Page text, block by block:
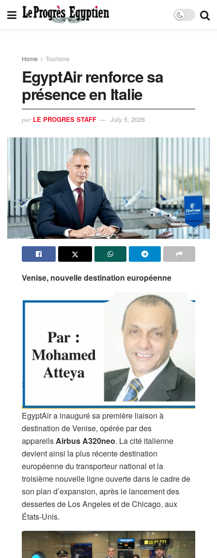
Home Tourisme
EgyptAir renforce sa
présence en Italie
par LE PROGRES STAFF July 5, 2026
Venise, nouvelle destination européenne
EgyptAir a inauguré sa première liaison à
destination de Venise, opérée par des
appareilsAirbus A320neo. La cité italienne
devient ainsi la plus récente destination
européenne du transporteur national et la
troisième nouvelle ligne ouverte dans le cadre de
son plan d’expansion, après le lancement des
dessertes de Los Angeles et de Chicago, aux
États-Unis.